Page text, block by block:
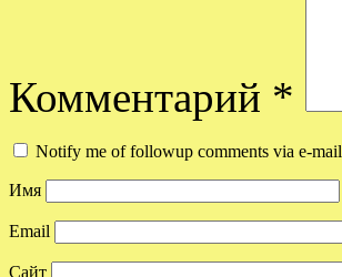
Комментарий *
Notify me of followup comments via e-mail
Имя
Email
Сайт